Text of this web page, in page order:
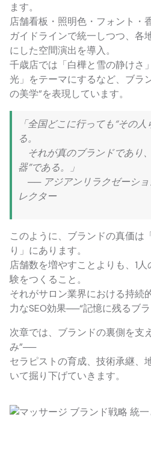
ます。
店舗看板・照明色・フォント・
ガイドラインで統一しつつ、各
にした空間演出を導入。
千歳店では「白樺と雪の静けさ
光」をテーマにするなど、ブラ
の美学”を表現しています。
「全国どこに行っても“その
る。
それが真のブランドであり
器”である。」
── アジアンリラクゼーショ
レクター
このように、ブランドの真価は
り」にあります。
店舗数を増やすことよりも、1
験をつくること。
それがサロン業界における持続
力なSEO効果──“記憶に残るブ
次章では、ブランドの裏側を支
み”──
セラピストの育成、技術承継、
いて掘り下げていきます。